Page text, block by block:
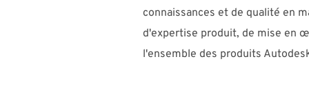
connaissances et de qualité en
d'expertise produit, de mise en
l'ensemble des produits